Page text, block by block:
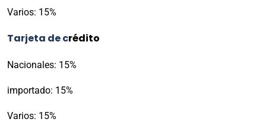
Varios: 15%
Tarjeta de crédito
Nacionales: 15%
importado: 15%
Varios: 15%